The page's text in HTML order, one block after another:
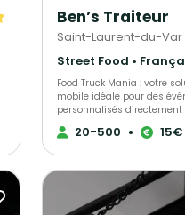
Ben’s Traiteur
Saint-Laurent-du-Var
Food Truck Mania : votre
mobile idéale pour des
personnalisés
jardin ou lieu privé.
de traiteur food truck,
pour toutes les
compris nos menus pour
baptêmes, anniversaires,
20-500 •